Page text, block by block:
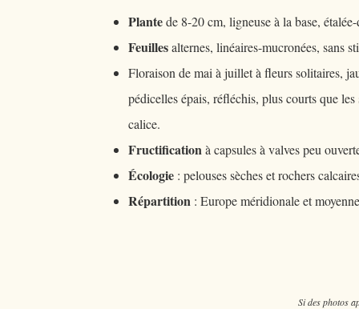
Plantede 8-20 cm, ligneuse à la base,
Feuillesalternes, linéaires-mucronées, sans
Floraison de mai à juillet à fleurs solitaires,
pédicelles épais, réfléchis, plus courts que
calice.
Fructification à capsules à valves peu
Écologie: pelouses sèches et rochers
Répartition : Europe méridionale et
Si des photos